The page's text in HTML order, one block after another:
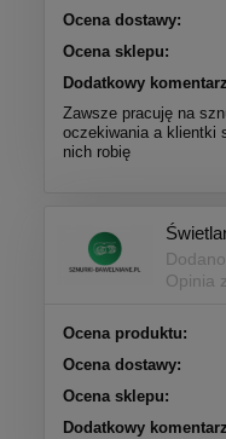
Ocena dostawy:
Ocena sklepu:
Dodatkowy
Zawsze pracuję na
oczekiwania a klientki
nich robię
Opinia
Ocena produktu:
Ocena dostawy:
Ocena sklepu:
Dodatkowy